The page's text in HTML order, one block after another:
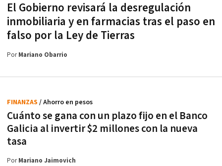
El Gobierno revisará la desregulación
inmobiliaria y en farmacias tras el paso en
falso por la Ley de Tierras
PorMariano Obarrio
Cuánto se gana con un plazo fijo en el Banco
Galicia al invertir $2 millones con la nueva
tasa
FINANZAS / Ahorro en pesos
PorMariano Jaimovich